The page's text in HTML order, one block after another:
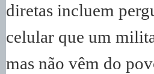
diretas incluem
celular que um
mas não vêm do